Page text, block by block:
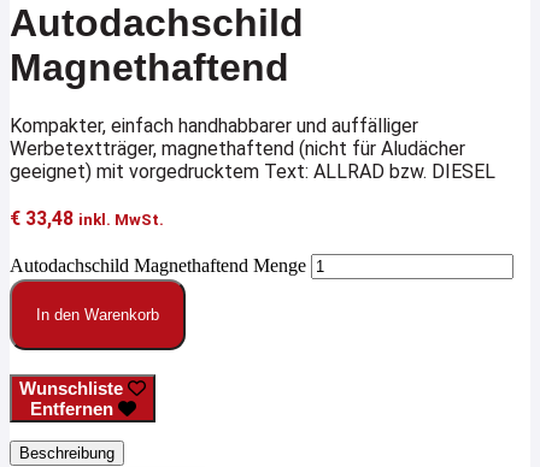
Autodachschild
Magnethaftend
Kompakter, einfach handhabbarer und auffälliger
Werbetextträger, magnethaftend (nicht für Aludächer
geeignet) mit vorgedrucktem Text: ALLRAD bzw. DIESEL
€ 33,48 inkl. MwSt.
Autodachschild Magnethaftend Menge
In den Warenkorb
Wunschliste
Entfernen
Beschreibung